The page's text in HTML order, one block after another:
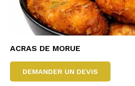
ACRAS DE MORUE
DEMANDER UN DEVIS